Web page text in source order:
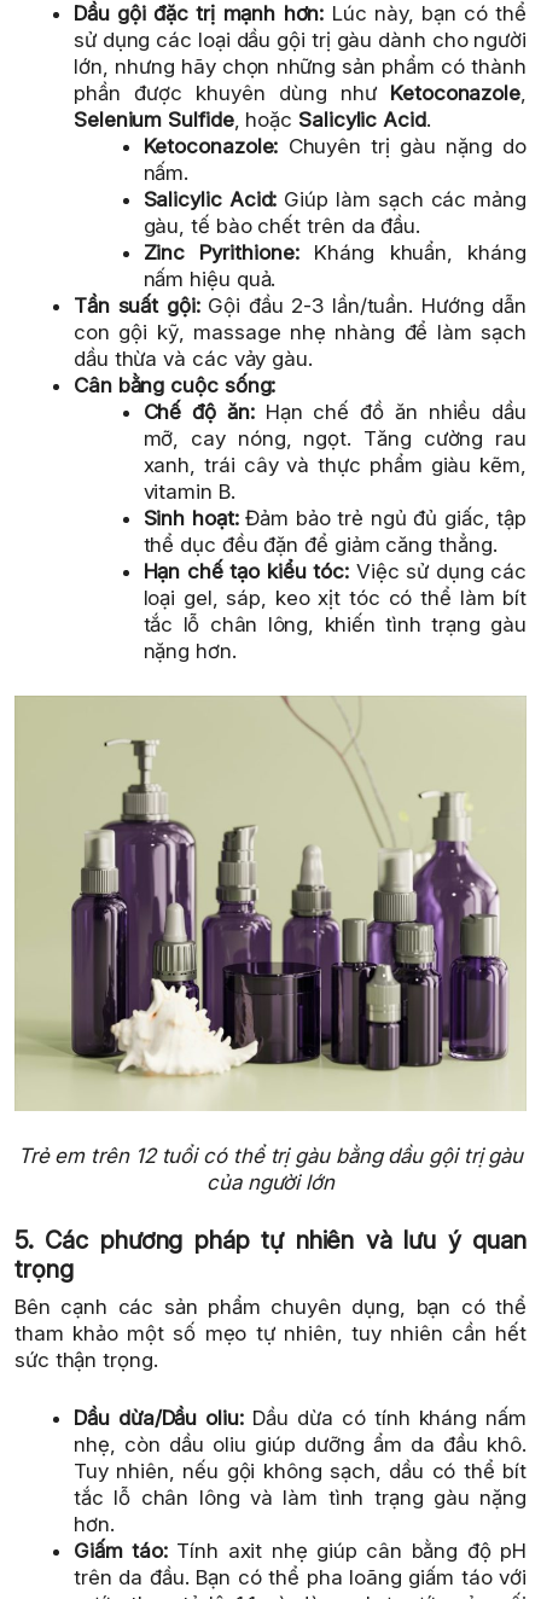
Dầu gội đặc trị mạnh hơn: Lúc này, bạn có thể
sử dụng các loại dầu gội trị gàu dành cho người
lớn, nhưng hãy chọn những sản phẩm có thành
phần được khuyên dùng như Ketoconazole,
Selenium Sulfide, hoặc Salicylic Acid.
Ketoconazole: Chuyên trị gàu nặng do
nấm.
Salicylic Acid: Giúp làm sạch các mảng
gàu, tế bào chết trên da đầu.
Zinc Pyrithione:Kháng khuẩn, kháng
nấm hiệu quả.
Tần suất gội:Gội đầu 2-3 lần/tuần. Hướng dẫn
con gội kỹ, massage nhẹ nhàng để làm sạch
dầu thừa và các vảy gàu.
Cân bằng cuộc sống:
Chế độ ăn:Hạn chế đồ ăn nhiều dầu
mỡ, cay nóng, ngọt. Tăng cường rau
xanh, trái cây và thực phẩm giàu kẽm,
vitamin B.
Sinh hoạt:Đảm bảo trẻ ngủ đủ giấc, tập
thể dục đều đặn để giảm căng thẳng.
Hạn chế tạo kiểu tóc: Việc sử dụng các
loại gel, sáp, keo xịt tóc có thể làm bít
tắc lỗ chân lông, khiến tình trạng gàu
nặng hơn.
Trẻ em trên 12 tuổi có thể trị gàu bằng dầu gội trị gàu
của người lớn
5. Các phương pháp tự nhiên và lưu ý quan
trọng
Bên cạnh các sản phẩm chuyên dụng, bạn có thể
tham khảo một số mẹo tự nhiên, tuy nhiên cần hết
sức thận trọng.
Dầu dừa/Dầu oliu:Dầu dừa có tính kháng nấm
nhẹ, còn dầu oliu giúp dưỡng ẩm da đầu khô.
Tuy nhiên, nếu gội không sạch, dầu có thể bít
tắc lỗ chân lông và làm tình trạng gàu nặng
hơn.
Giấm táo:Tính axit nhẹ giúp cân bằng độ pH
trên da đầu. Bạn có thể pha loãng giấm táo với